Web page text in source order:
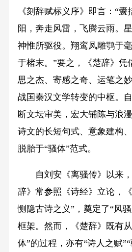
《刻辞赋标义序》即言：“囊
阳，奔走风雷，飞腾云雨。
神惟所驱役。翔鸾凤雕鹗于
于楮末。”要之，《楚辞》凭
思之杰、寄感之奇、运笔之
战国秦汉文学转变的中枢。
断文坛审美，宏大铺陈与浪
诗文的长短句式、意象建构
脱胎于“骚体”范式。
自刘安《离骚传》以来，
辞》常参照《诗经》立论，
恻隐古诗之义”，奠定了“风
框架。然而，《楚辞》既有
体”的过程，亦有“诗人之赋